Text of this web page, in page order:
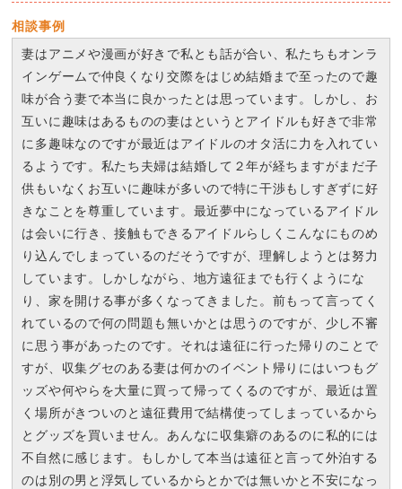
相談事例
妻はアニメや漫画が好きで私とも話が合い、私たちもオンラ
インゲームで仲良くなり交際をはじめ結婚まで至ったので趣
味が合う妻で本当に良かったとは思っています。しかし、お
互いに趣味はあるものの妻はというとアイドルも好きで非常
に多趣味なのですが最近はアイドルのオタ活に力を入れてい
るようです。私たち夫婦は結婚して２年が経ちますがまだ子
供もいなくお互いに趣味が多いので特に干渉もしすぎずに好
きなことを尊重しています。最近夢中になっているアイドル
は会いに行き、接触もできるアイドルらしくこんなにものめ
り込んでしまっているのだそうですが、理解しようとは努力
しています。しかしながら、地方遠征までも行くようにな
り、家を開ける事が多くなってきました。前もって言ってく
れているので何の問題も無いかとは思うのですが、少し不審
に思う事があったのです。それは遠征に行った帰りのことで
すが、収集グセのある妻は何かのイベント帰りにはいつもグ
ッズや何やらを大量に買って帰ってくるのですが、最近は置
く場所がきついのと遠征費用で結構使ってしまっているから
とグッズを買いません。あんなに収集癖のあるのに私的には
不自然に感じます。もしかして本当は遠征と言って外泊する
のは別の男と浮気しているからとかでは無いかと不安になっ